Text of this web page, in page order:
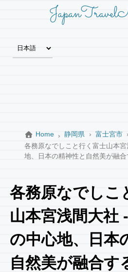
Home 静岡県
富士宮市
各務原なでしこと行く富士山本
地、日本の精神性と自然美が融
各務原なでしこ
山本宮浅間大社
の中心地、日本
自然美が融合す